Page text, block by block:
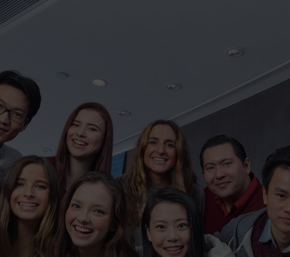
City University of Hong
2023/24
City University of Hong Kong (CityU), one of eight
Hong Kong…
Bővebben
31.10.2022.